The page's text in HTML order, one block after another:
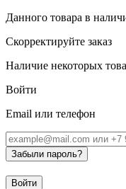
Данного товара в
Скорректируйте заказ
Наличие некоторых
Войти
Email или телефон
Забыли пароль?
Войти